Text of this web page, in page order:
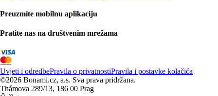
Preuzmite mobilnu aplikaciju
Pratite nas na društvenim mrežama
Uvjeti i odredbePravila o privatnostiPravila i postavke kolačića
©2026 Bonami.cz, a.s. Sva prava pridržana.
Thámova 289/13, 186 00 Prag